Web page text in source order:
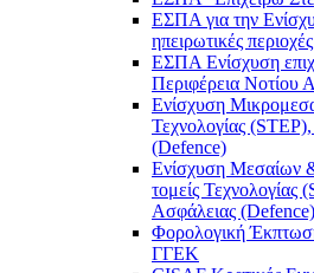
ΕΣΠΑ για την
ηπειρωτικές
ΕΣΠΑ Ενίσχυση
Περιφέρεια Νοτίου
Ενίσχυση
Τεχνολογίας
(Defence)
Ενίσχυση Μεσαίων
τομείς
Ασφάλειας (Defence)
Φορολογική
ΓΓΕΚ